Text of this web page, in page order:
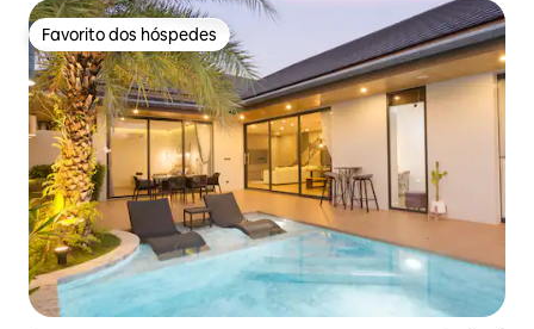
Favorito dos hóspedes
Favorito dos hóspedes